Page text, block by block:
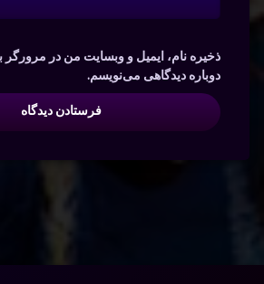
ذخیره نام، ایمیل و وبسایت من در مرورگر
دوباره دیدگاهی می‌نویسم.